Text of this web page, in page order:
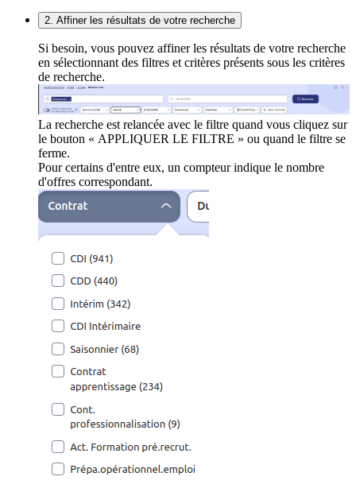
2. Affiner les résultats de votre recherche
Si besoin, vous pouvez affiner les résultats de votre recherche
en sélectionnant des filtres et critères présents sous les critères
de recherche.
La recherche est relancée avec le filtre quand vous cliquez sur
le bouton « APPLIQUER LE FILTRE » ou quand le filtre se
ferme.
Pour certains d'entre eux, un compteur indique le nombre
d'offres correspondant.